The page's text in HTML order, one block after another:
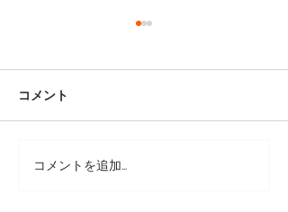
リペアシューズ [フローシ
コメント
コメントを追加…